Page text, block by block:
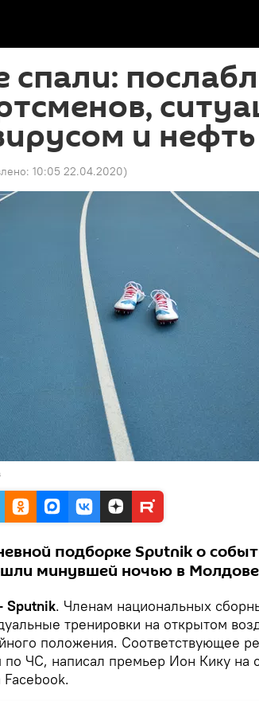
спали:
и нефть
10:05 22.04.2020)
подборке Sputnik о
минувшей ночью в
. Членам национальных
тренировки на открытом
положения. Соответствующее
по ЧС, написал премьер Ион Кику на
Facebook.